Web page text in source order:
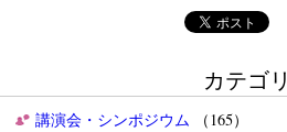
カテゴリ
講演会・シンポジウム （165）